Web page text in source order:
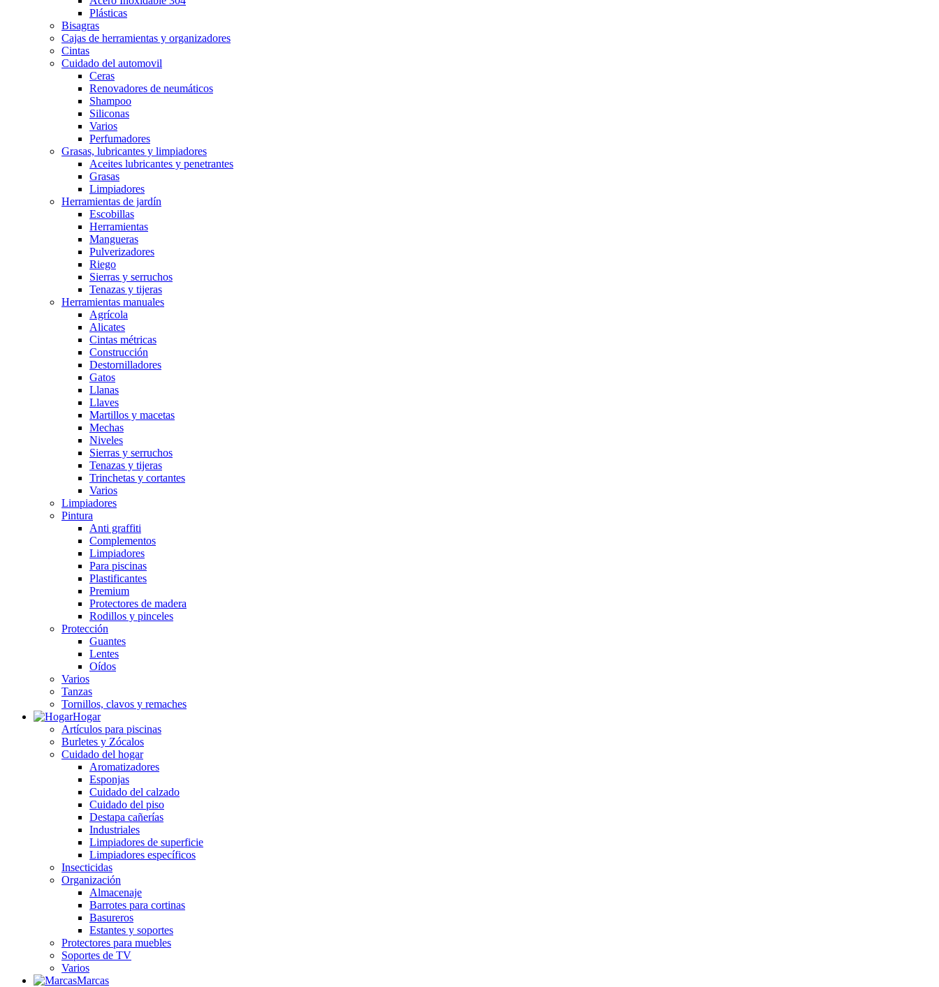
Plásticas
Bisagras
Cajas de herramientas y organizadores
Cintas
Cuidado del automovil
Ceras
Renovadores de neumáticos
Shampoo
Siliconas
Varios
Perfumadores
Grasas, lubricantes y limpiadores
Aceites lubricantes y penetrantes
Grasas
Limpiadores
Herramientas de jardín
Escobillas
Herramientas
Mangueras
Pulverizadores
Riego
Sierras y serruchos
Tenazas y tijeras
Herramientas manuales
Agrícola
Alicates
Cintas métricas
Construcción
Destornilladores
Gatos
Llanas
Llaves
Martillos y macetas
Mechas
Niveles
Sierras y serruchos
Tenazas y tijeras
Trinchetas y cortantes
Varios
Limpiadores
Pintura
Anti graffiti
Complementos
Limpiadores
Para piscinas
Plastificantes
Premium
Protectores de madera
Rodillos y pinceles
Protección
Guantes
Lentes
Oídos
Varios
Tanzas
Tornillos, clavos y remaches
Hogar
Artículos para piscinas
Burletes y Zócalos
Cuidado del hogar
Aromatizadores
Esponjas
Cuidado del calzado
Cuidado del piso
Destapa cañerías
Industriales
Limpiadores de superficie
Limpiadores específicos
Insecticidas
Organización
Almacenaje
Barrotes para cortinas
Basureros
Estantes y soportes
Protectores para muebles
Soportes de TV
Varios
Marcas